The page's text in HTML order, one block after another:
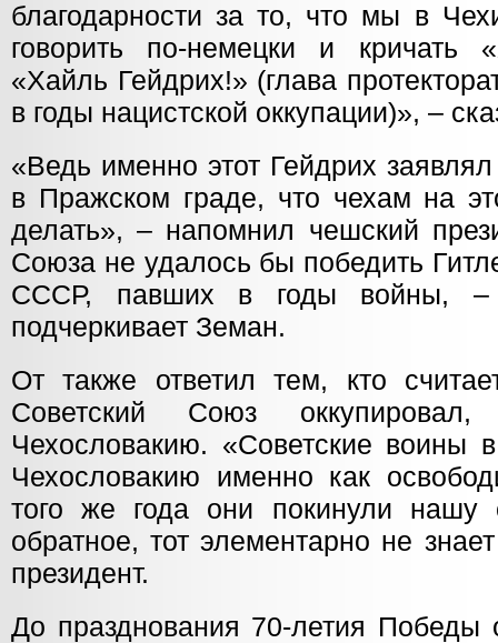
благодарности за то, что мы в
говорить по-немецки и кричать
«Хайль Гейдрих!» (глава
в годы нацистской оккупации)», –
«Ведь именно этот Гейдрих
в Пражском граде, что чехам на
делать», – напомнил чешский
Союза не удалось бы победить
СССР, павших в годы войны, –
подчеркивает Земан.
От также ответил тем, кто
Советский Союз
Чехословакию. «Советские воины
Чехословакию именно как
того же года они покинули нашу
обратное, тот элементарно не
президент.
До празднования 70-летия Победы